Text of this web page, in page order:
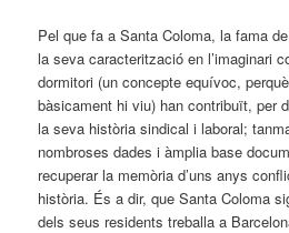
Pel que fa a Santa Coloma, la fama
la seva caracterització en l’imaginari
dormitori (un concepte equívoc,
bàsicament hi viu) han contribuït, per
la seva història sindical i laboral;
nombroses dades i àmplia base
recuperar la memòria d’uns anys
història. És a dir, que Santa Coloma
dels seus residents treballa a